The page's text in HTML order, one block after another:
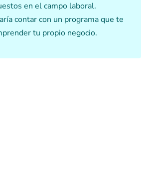
en el campo laboral.
contar con un programa que te
tu propio negocio.